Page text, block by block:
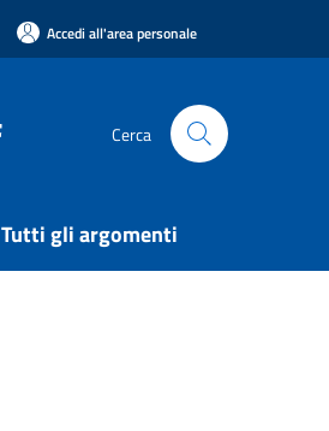
Accedi all'area personale
Cerca
Tutti gli argomenti